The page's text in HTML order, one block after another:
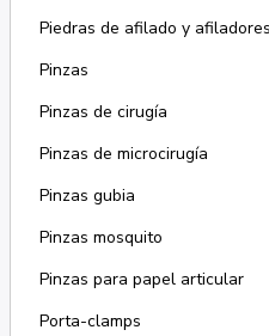
Piedras de afilado y afiladores
Pinzas
Pinzas de cirugía
Pinzas de microcirugía
Pinzas gubia
Pinzas mosquito
Pinzas para papel articular
Porta-clamps